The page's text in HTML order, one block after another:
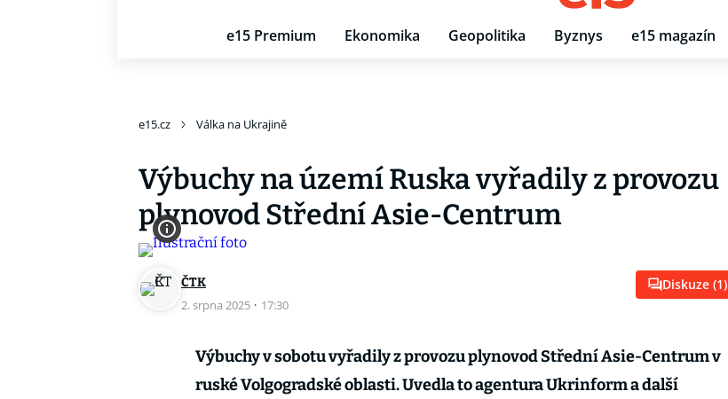
e15 Premium Ekonomika Geopolitika Byznys e15 magazín
e15.cz Válka na Ukrajině
Výbuchy na území Ruska vyřadily z provozu
plynovod Střední Asie-Centrum
ČTK
2. srpna 2025 · 17:30
Diskuze (1)
Výbuchy v sobotu vyřadily z provozu plynovod Střední Asie-Centrum v
ruské Volgogradské oblasti. Uvedla to agentura Ukrinform a další